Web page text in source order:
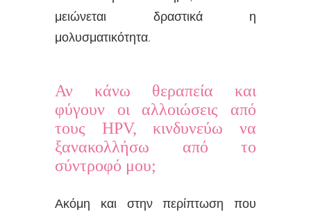
μειώνεται δραστικά η
μολυσματικότητα.
Αν κάνω θεραπεία και
φύγουν οι αλλοιώσεις από
τους HPV, κινδυνεύω να
ξανακολλήσω από το
σύντροφό μου;
Ακόμη και στην περίπτωση που